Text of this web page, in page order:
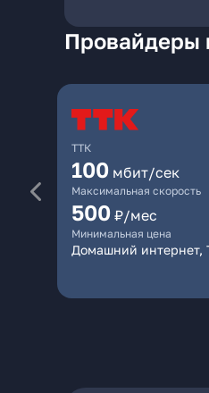
Провайдеры
ТТК
100 мбит/сек
Максимальная скорость
500 ₽/мес
Минимальная цена
Домашний интернет,